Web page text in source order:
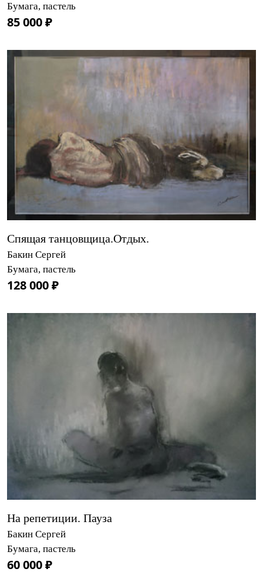
Бумага, пастель
85 000 ₽
Спящая танцовщица.Отдых.
Бакин Сергей
Бумага, пастель
128 000 ₽
На репетиции. Пауза
Бакин Сергей
Бумага, пастель
60 000 ₽